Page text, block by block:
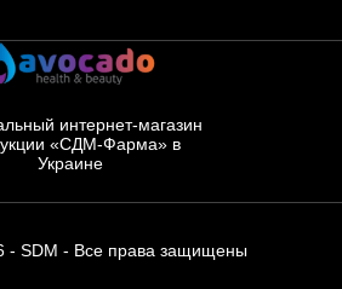
интернет-магазин
«СДМ-Фарма» в
Украине
- SDM - Все права защищены